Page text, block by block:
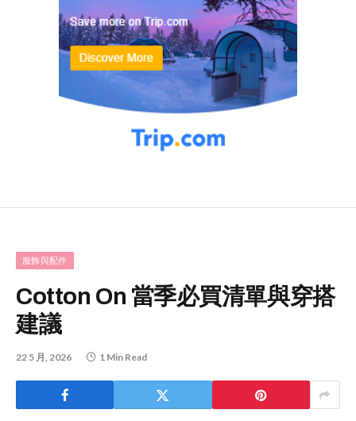
服飾與配件
Cotton On 當季必買清單與穿搭
建議
22 5 月, 2026 1 Min Read